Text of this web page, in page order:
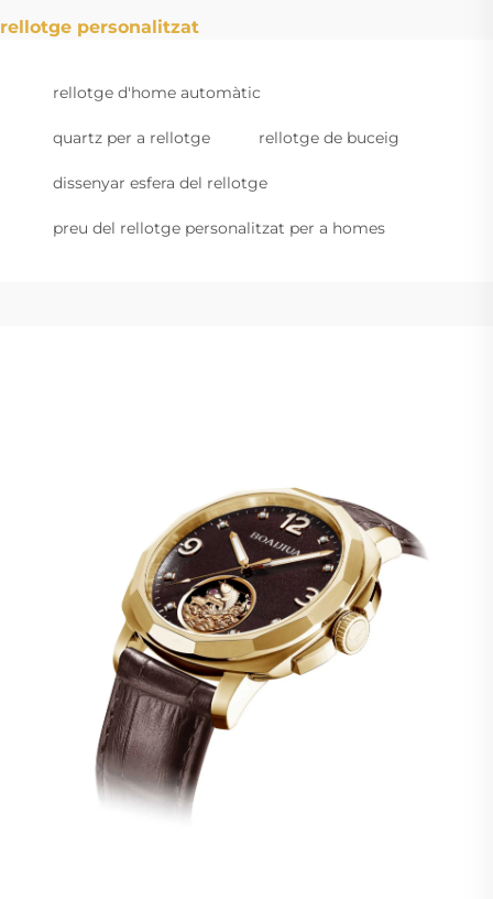
rellotge personalitzat
rellotge d'home automàtic
quartz per a rellotge rellotge de buceig
dissenyar esfera del rellotge
preu del rellotge personalitzat per a homes